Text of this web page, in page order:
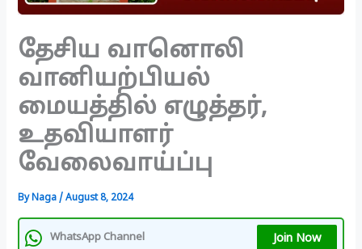
தேசிய வானொலி
வானியற்பியல்
மையத்தில் எழுத்தர்,
உதவியாளர்
வேலைவாய்ப்பு
ByNaga/August 8, 2024
WhatsApp Channel Join Now